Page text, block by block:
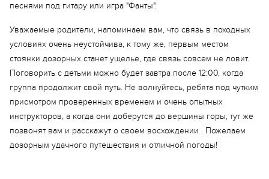
песнями под гитару или игра "Фанты".
Уважаемые родители, напоминаем вам, что связь в походных
условиях очень неустойчива, к тому же, первым местом
стоянки дозорных станет ущелье, где связь совсем не ловит.
Поговорить с детьми можно будет завтра после 12:00, когда
группа продолжит свой путь. Не волнуйтесь, ребята под чутким
присмотром проверенных временем и очень опытных
инструкторов, а когда они доберутся до вершины горы, тут же
позвонят вам и расскажут о своем восхождении . Пожелаем
дозорным удачного путешествия и отличной погоды!